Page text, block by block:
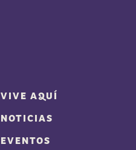
VIVE AQUÍ
NOTICIAS
EVENTOS